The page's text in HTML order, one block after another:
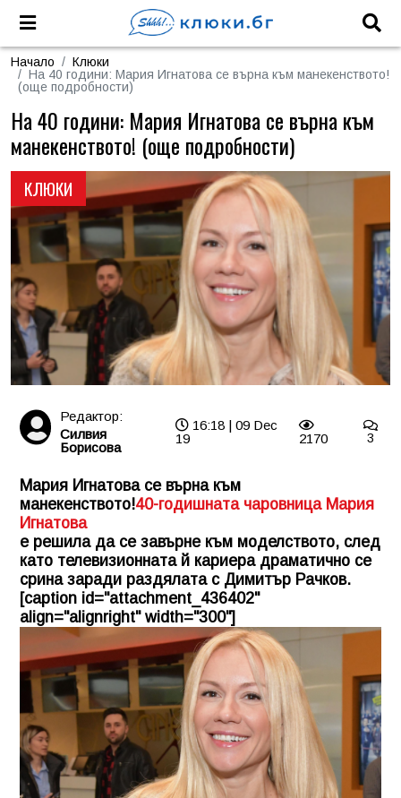
Начало
Клюки
На 40 години: Мария Игнатова се върна към манекенството!
(още подробности)
КЛЮКИ
На 40 години: Мария Игнатова се върна към
манекенството! (още подробности)
Редактор:
Силвия
Борисова
16:18 | 09 Dec
19
2170 3
Мария Игнатова се върна към
манекенството!40-годишната чаровница Мария
Игнатова
е решила да се завърне към моделството, след
като телевизионната й кариера драматично се
срина заради раздялата с Димитър Рачков.
[caption id="attachment_436402"
align="alignright" width="300"]